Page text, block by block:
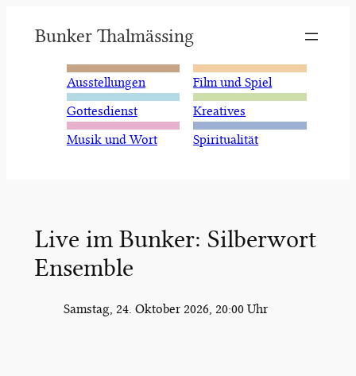
InhaltBunker Thalmässing
Ausstellungen
Film und Spiel
Gottesdienst
Kreatives
Musik und Wort
Spiritualität
Live im Bunker: Silberwort
Ensemble
Samstag, 24. Oktober 2026, 20:00 Uhr